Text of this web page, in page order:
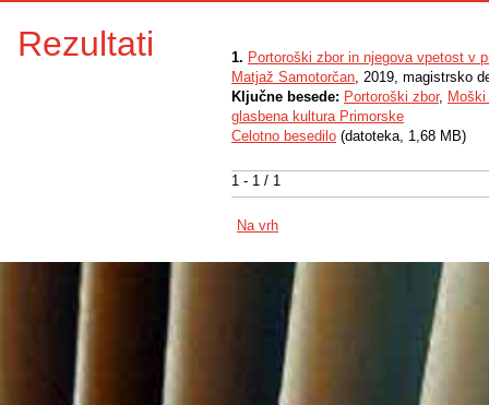
Rezultati
1 - 1 / 1
1. Portoroški zbor in njegova vpetost v
Matjaž Samotorčan, 2019, magistrsko
Ključne besede: Portoroški zbor,
glasbena kultura Primorske
Celotno besedilo (datoteka, 1,68 MB)
Na vrh